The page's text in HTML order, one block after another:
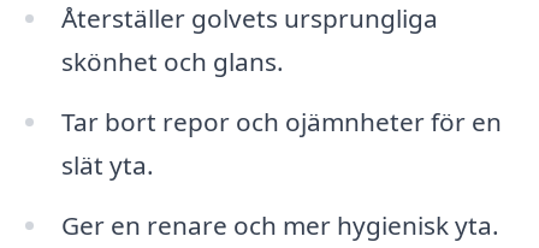
Återställer golvets ursprungliga
skönhet och glans.
Tar bort repor och ojämnheter för en
slät yta.
Ger en renare och mer hygienisk yta.